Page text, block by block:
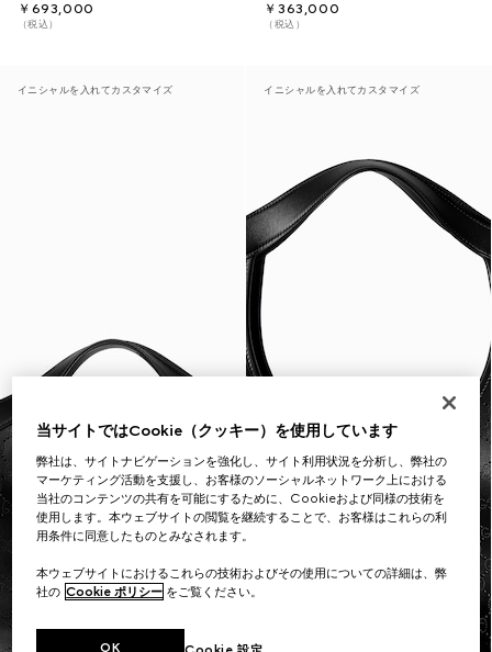
￥693,000
（税込）
￥363,000
（税込）
イニシャルを入れてカスタマイズ イニシャルを入れてカスタマイズ
当サイトではCookie（クッキー）を使用しています
弊社は、サイトナビゲーションを強化し、サイト利用状況を分析し、弊社の
マーケティング活動を支援し、お客様のソーシャルネットワーク上における
当社のコンテンツの共有を可能にするために、Cookieおよび同様の技術を
使用します。本ウェブサイトの閲覧を継続することで、お客様はこれらの利
用条件に同意したものとみなされます。
本ウェブサイトにおけるこれらの技術およびその使用についての詳細は、弊
社の Cookie ポリシー をご覧ください。
OK